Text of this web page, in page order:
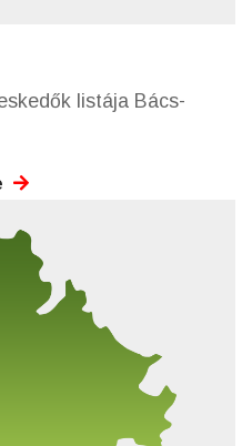
listája Bács-